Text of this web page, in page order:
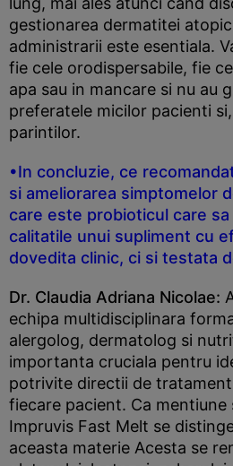
gestionarea dermatitei
administrarii este esentiala.
fie cele orodispersabile, fie
apa sau in mancare si nu au
preferatele micilor pacienti
parintilor.
•In concluzie, ce
si ameliorarea simptomelor
care este probioticul care
calitatile unui supliment cu
dovedita clinic, ci si testata
Dr. Claudia Adriana Nicolae:
echipa multidisciplinara
alergolog, dermatolog si
importanta cruciala pentru
potrivite directii de
fiecare pacient. Ca mentiune
Impruvis Fast Melt se
aceasta materie Acesta se